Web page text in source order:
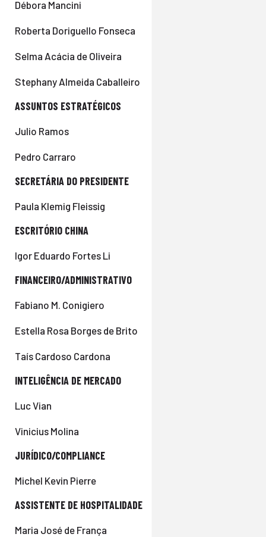
Débora Mancini
Roberta Doriguello Fonseca
Selma Acácia de Oliveira
Stephany Almeida Caballeiro
ASSUNTOS ESTRATÉGICOS
Julio Ramos
Pedro Carraro
SECRETÁRIA DO PRESIDENTE
Paula Klemig Fleissig
ESCRITÓRIO CHINA
Igor Eduardo Fortes Li
FINANCEIRO/ADMINISTRATIVO
Fabiano M. Conigiero
Estella Rosa Borges de Brito
Taís Cardoso Cardona
INTELIGÊNCIA DE MERCADO
Luc Vian
Vinicius Molina
JURÍDICO/COMPLIANCE
Michel Kevin Pierre
ASSISTENTE DE HOSPITALIDADE
Maria José de França